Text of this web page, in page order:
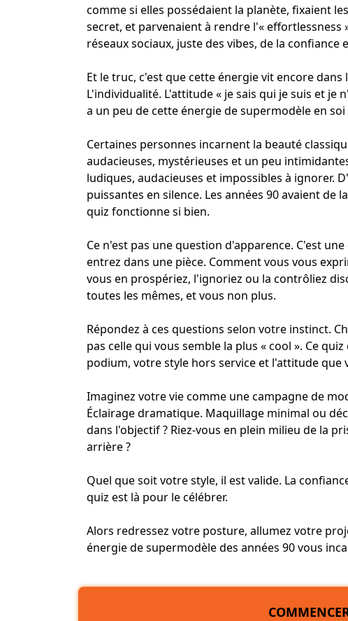
comme si elles possédaient la planète, fixaient
secret, et parvenaient à rendre l'« effortlessness
réseaux sociaux, juste des vibes, de la confiance
Et le truc, c'est que cette énergie vit encore
L'individualité. L'attitude « je sais qui je suis et je
a un peu de cette énergie de supermodèle en
Certaines personnes incarnent la beauté
audacieuses, mystérieuses et un peu
ludiques, audacieuses et impossibles à ignorer.
puissantes en silence. Les années 90 avaient
quiz fonctionne si bien.
Ce n'est pas une question d'apparence. C'est
entrez dans une pièce. Comment vous vous
vous en prospériez, l'ignoriez ou la contrôliez
toutes les mêmes, et vous non plus.
Répondez à ces questions selon votre instinct.
pas celle qui vous semble la plus « cool ». Ce
podium, votre style hors service et l'attitude
Imaginez votre vie comme une campagne de
Éclairage dramatique. Maquillage minimal ou
dans l'objectif ? Riez-vous en plein milieu de la
arrière ?
Quel que soit votre style, il est valide. La
quiz est là pour le célébrer.
Alors redressez votre posture, allumez votre
énergie de supermodèle des années 90 vous